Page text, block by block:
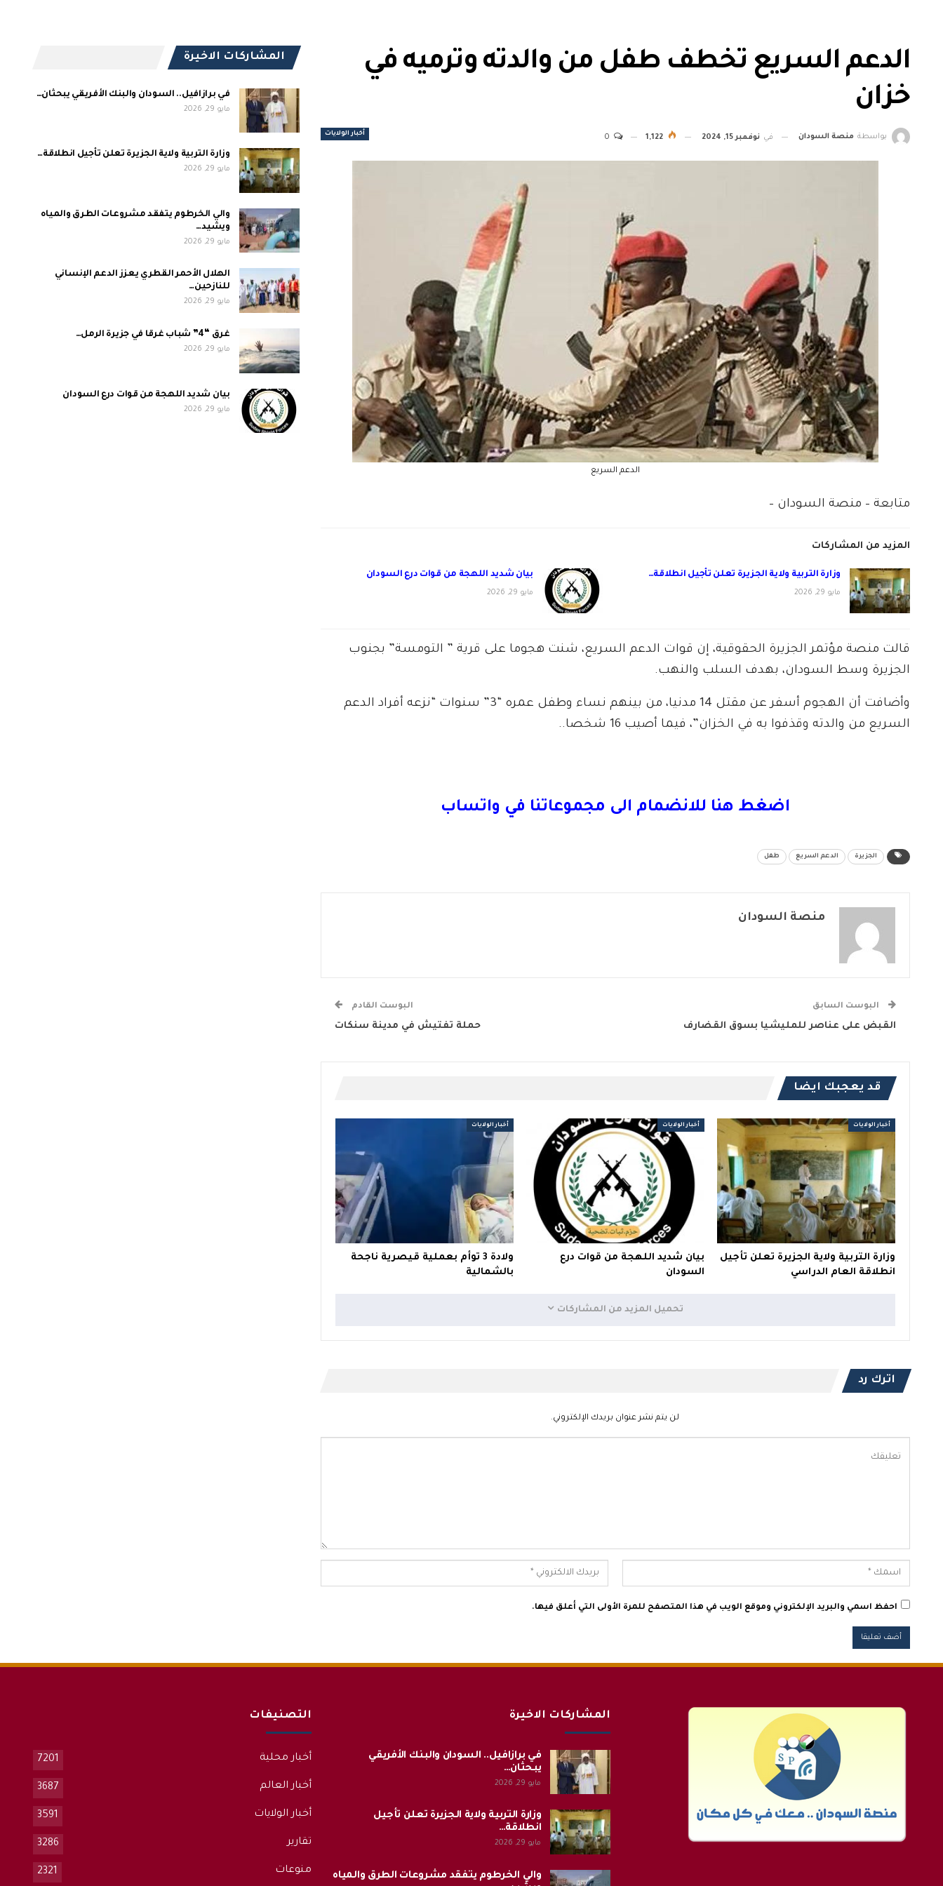
الدعم السريع تخطف طفل من والدته وترميه في
خزان
أخبار الولايات بواسطة منصة السودان في نوفمبر 15, 2024 1,122
الدعم السريع
متابعة – منصة السودان –
المزيد من المشاركات
وزارة التربية ولاية الجزيرة تعلن تأجيل انطلاقة…
مايو 29, 2026
بيان شديد اللهجة من قوات درع السودان
مايو 29, 2026
قالت منصة مؤتمر الجزيرة الحقوقية، إن قوات الدعم السريع، شنت هجوما على قرية ” التومسة” بجنوب
الجزيرة وسط السودان، بهدف السلب والنهب.
وأضافت أن الهجوم أسفر عن مقتل 14 مدنيا، من بينهم نساء وطفل عمره “3” سنوات “نزعه أفراد الدعم
السريع من والدته وقذفوا به في الخزان”، فيما أصيب 16 شخصا..
اضغط هنا للانضمام الى مجموعاتنا في واتساب
الجزيرة الدعم السريع طفل
منصة السودان
البوست السابق
القبض على عناصر للمليشيا بسوق القضارف
البوست القادم
حملة تفتيش في مدينة سنكات
قد يعجبك ايضا
أخبار الولايات
وزارة التربية ولاية الجزيرة تعلن تأجيل
انطلاقة العام الدراسي
أخبار الولايات
بيان شديد اللهجة من قوات درع
السودان
أخبار الولايات
ولادة 3 توأم بعملية قيصرية ناجحة
بالشمالية
تحميل المزيد من المشاركات
اترك رد
لن يتم نشر عنوان بريدك الإلكتروني.
احفظ اسمي والبريد الإلكتروني وموقع الويب في هذا المتصفح للمرة الأولى التي أعلق فيها.
المشاركات الاخيرة
في برازافيل.. السودان والبنك الأفريقي يبحثان…
مايو 29, 2026
وزارة التربية ولاية الجزيرة تعلن تأجيل انطلاقة…
مايو 29, 2026
والي الخرطوم يتفقد مشروعات الطرق والمياه
ويشيد…
مايو 29, 2026
الهلال الأحمر القطري يعزز الدعم الإنساني
للنازحين…
مايو 29, 2026
غرق “4” شباب غرقا في جزيرة الرمل…
مايو 29, 2026
بيان شديد اللهجة من قوات درع السودان
مايو 29, 2026
المشاركات الاخيرة
في برازافيل.. السودان والبنك الأفريقي
يبحثان…
مايو 29, 2026
وزارة التربية ولاية الجزيرة تعلن تأجيل
انطلاقة…
مايو 29, 2026
والي الخرطوم يتفقد مشروعات الطرق والمياه
التصنيفات
أخبار محلية 7201
أخبار العالم 3687
أخبار الولايات 3591
تقارير 3286
منوعات 2321